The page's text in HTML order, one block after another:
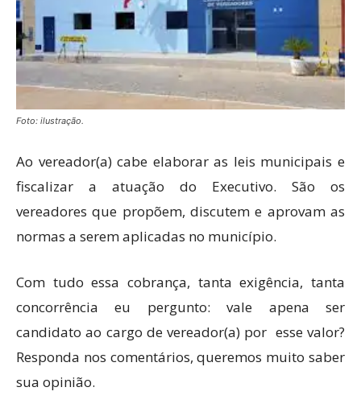
Foto: ilustração.
Ao vereador(a) cabe elaborar as leis municipais e
fiscalizar a atuação do Executivo. São os
vereadores que propõem, discutem e aprovam as
normas a serem aplicadas no município.
Com tudo essa cobrança, tanta exigência, tanta
concorrência eu pergunto: vale apena ser
candidato ao cargo de vereador(a) por esse valor?
Responda nos comentários, queremos muito saber
sua opinião.